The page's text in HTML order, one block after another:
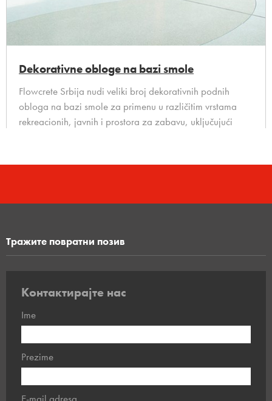
Dekorativne obloge na bazi smole
Flowcrete Srbija nudi veliki broj dekorativnih podnih
obloga na bazi smole za primenu u različitim vrstama
rekreacionih, javnih i prostora za zabavu, uključujući
Тражите повратни позив
Контактирајте нас
Ime
Prezime